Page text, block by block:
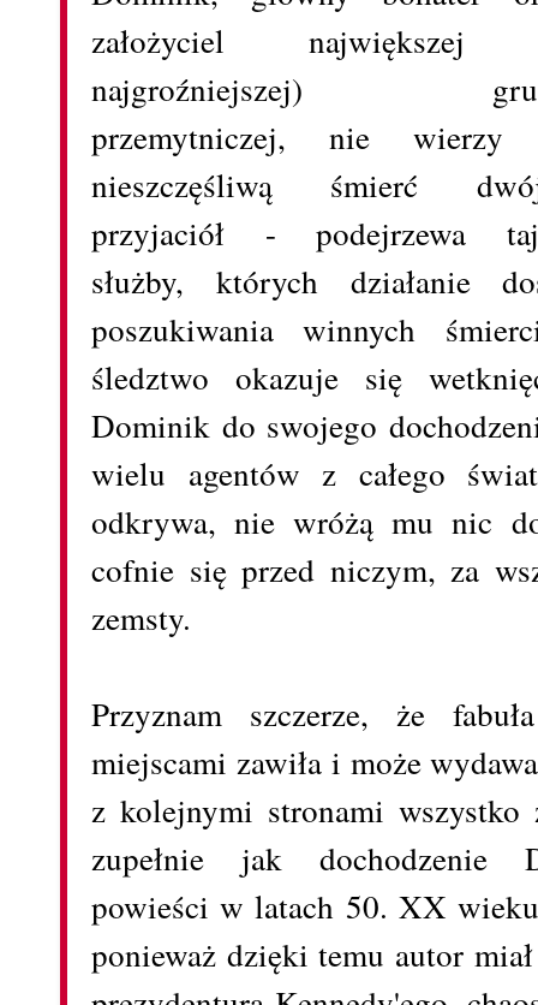
założyciel
najgroźniejszej)
przemytniczej, nie
nieszczęśliwą śmierć
przyjaciół - podejrzewa
służby, których działanie
poszukiwania winnych
śledztwo okazuje się
Dominik do swojego
wielu agentów z całego
odkrywa, nie wróżą mu nic
cofnie się przed niczym, za
zemsty.
Przyznam szczerze, że
miejscami zawiła i może
z kolejnymi stronami
zupełnie jak dochodzenie
powieści w latach 50. XX
ponieważ dzięki temu autor